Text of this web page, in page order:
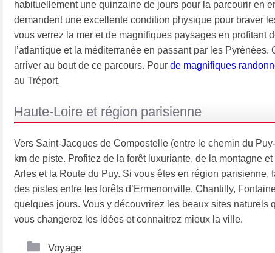
habituellement une quinzaine de jours pour la parcourir en
demandent une excellente condition physique pour braver
vous verrez la mer et de magnifiques paysages en profitant
l’atlantique et la méditerranée en passant par les
arriver au bout de ce parcours. Pour de magnifiques
au Tréport.
Haute-Loire et région parisienne
Vers Saint-Jacques de Compostelle (entre le chemin du
km de piste. Profitez de la forêt luxuriante, de la montagne
Arles et la Route du Puy. Si vous êtes en région
des pistes entre les forêts d’Ermenonville, Chantilly,
quelques jours. Vous y découvrirez les beaux sites naturels
vous changerez les idées et connaitrez mieux la ville.
Catégories
Voyage